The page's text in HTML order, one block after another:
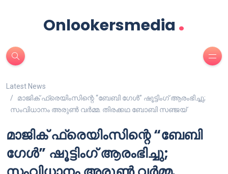
Onlookersmedia .
Latest News
മാജിക് ഫ്രെയിംസിന്റെ “ബേബി ഗേൾ” ഷൂട്ടിംഗ് ആരംഭിച്ചു;
സംവിധാനം അരുൺ വർമ്മ. തിരക്കഥ ബോബി സഞ്ജയ്
മാജിക് ഫ്രെയിംസിന്റെ “ബേബി
ഗേൾ” ഷൂട്ടിംഗ് ആരംഭിച്ചു;